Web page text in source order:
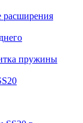
расширения
пружины